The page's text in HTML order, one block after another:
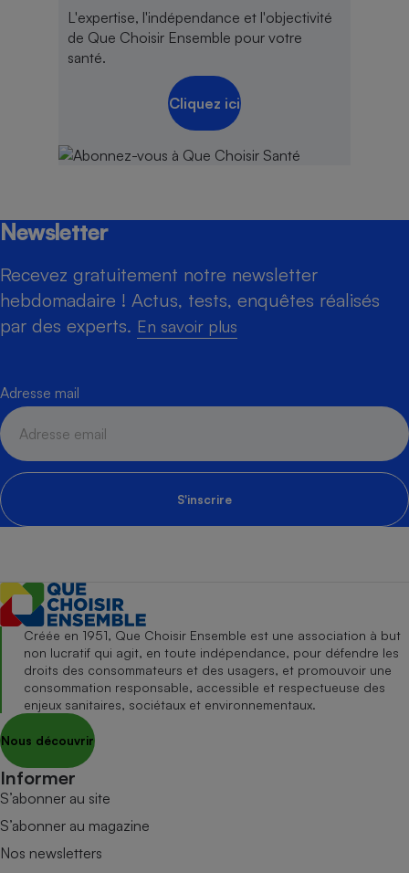
L'expertise, l'indépendance et l'objectivité
de Que Choisir Ensemble pour votre
santé.
Cliquez ici
Newsletter
Recevez gratuitement notre newsletter
hebdomadaire ! Actus, tests, enquêtes réalisés
par des experts. En savoir plus
Adresse mail
S'inscrire
Créée en 1951, Que Choisir Ensemble est une association à but
non lucratif qui agit, en toute indépendance, pour défendre les
droits des consommateurs et des usagers, et promouvoir une
consommation responsable, accessible et respectueuse des
enjeux sanitaires, sociétaux et environnementaux.
Nous découvrir
Informer
S’abonner au site
S’abonner au magazine
Nos newsletters